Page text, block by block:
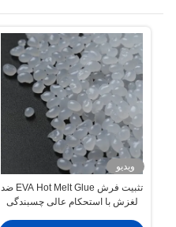
ویدیو
تثبیت فرش EVA Hot Melt Glue ضد
لغزش با استحکام عالی چسبندگی